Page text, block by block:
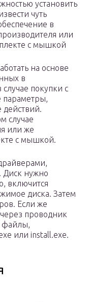
установить
чуть
в
или
с мышкой
на основе
в
покупки с
параметры,
действий.
случае
или же
с мышкой.
Диск нужно
включится
диска. Затем
Если же
проводник
файлы,
или install.exe.